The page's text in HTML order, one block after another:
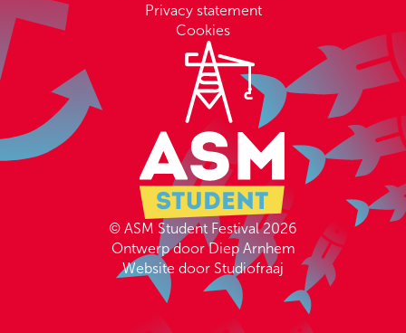
© ASM Student Festival 2026
Ontwerp door Diep Arnhem
Website door Studiofraaj
Privacy statement
Cookies